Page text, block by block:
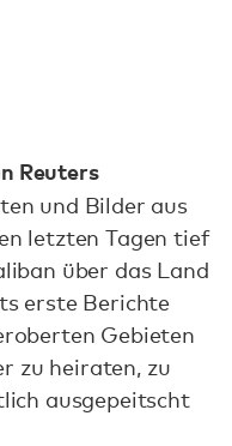
Reuters
und Bilder aus
letzten Tagen tief
über das Land
erste Berichte
Gebieten
zu heiraten, zu
ausgepeitscht